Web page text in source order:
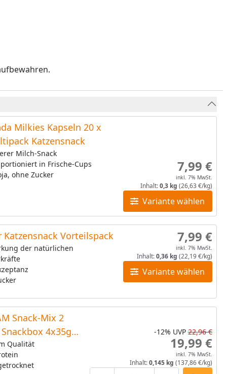
Milkies Kapseln 20 x
Katzensnack
Milch-Snack
in Frische-Cups
ohne Zucker
Variante wählen
7,99 €
inkl. 7% MwSt.
Inhalt:0,3 kg (26,63 €/kg)
Katzensnack Vorteilspack
der natürlichen
Variante wählen
7,99 €
inkl. 7% MwSt.
Inhalt:0,36 kg (22,19 €/kg)
Snack-Mix 2
4x35g
Qualität
-12% UVP 22,96 €
19,99 €
inkl. 7% MwSt.
Inhalt:0,145 kg (137,86 €/kg)